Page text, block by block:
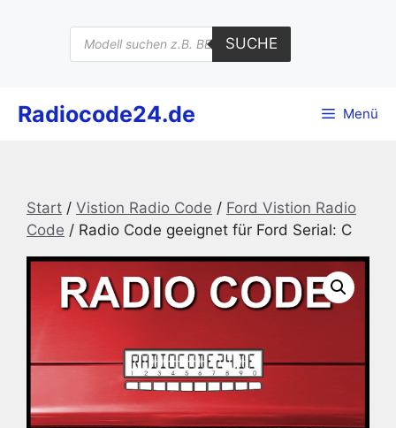
Products
search
SUCHE
Radiocode24.de Menü
Start / Vistion Radio Code / Ford Vistion Radio
Code / Radio Code geeignet für Ford Serial: C